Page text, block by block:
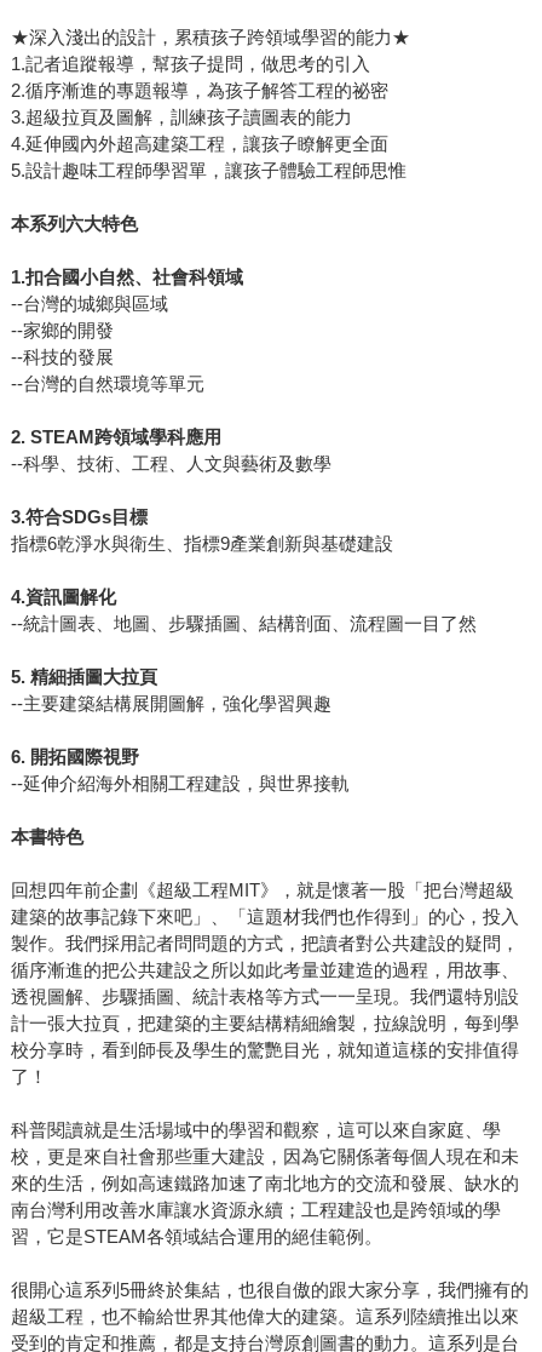
★深入淺出的設計，累積孩子跨領域學習的能力★
1.記者追蹤報導，幫孩子提問，做思考的引入
2.循序漸進的專題報導，為孩子解答工程的祕密
3.超級拉頁及圖解，訓練孩子讀圖表的能力
4.延伸國內外超高建築工程，讓孩子瞭解更全面
5.設計趣味工程師學習單，讓孩子體驗工程師思惟
本系列六大特色
1.扣合國小自然、社會科領域
--台灣的城鄉與區域
--家鄉的開發
--科技的發展
--台灣的自然環境等單元
2. STEAM跨領域學科應用
--科學、技術、工程、人文與藝術及數學
3.符合SDGs目標
指標6乾淨水與衛生、指標9產業創新與基礎建設
4.資訊圖解化
--統計圖表、地圖、步驟插圖、結構剖面、流程圖一目了然
5. 精細插圖大拉頁
--主要建築結構展開圖解，強化學習興趣
6. 開拓國際視野
--延伸介紹海外相關工程建設，與世界接軌
本書特色
回想四年前企劃《超級工程MIT》，就是懷著一股「把台灣超級
建築的故事記錄下來吧」、「這題材我們也作得到」的心，投入
製作。我們採用記者問問題的方式，把讀者對公共建設的疑問，
循序漸進的把公共建設之所以如此考量並建造的過程，用故事、
透視圖解、步驟插圖、統計表格等方式一一呈現。我們還特別設
計一張大拉頁，把建築的主要結構精細繪製，拉線說明，每到學
校分享時，看到師長及學生的驚艷目光，就知道這樣的安排值得
了！
科普閱讀就是生活場域中的學習和觀察，這可以來自家庭、學
校，更是來自社會那些重大建設，因為它關係著每個人現在和未
來的生活，例如高速鐵路加速了南北地方的交流和發展、缺水的
南台灣利用改善水庫讓水資源永續；工程建設也是跨領域的學
習，它是STEAM各領域結合運用的絕佳範例。
很開心這系列5冊終於集結，也很自傲的跟大家分享，我們擁有的
超級工程，也不輸給世界其他偉大的建築。這系列陸續推出以來
受到的肯定和推薦，都是支持台灣原創圖書的動力。這系列是台